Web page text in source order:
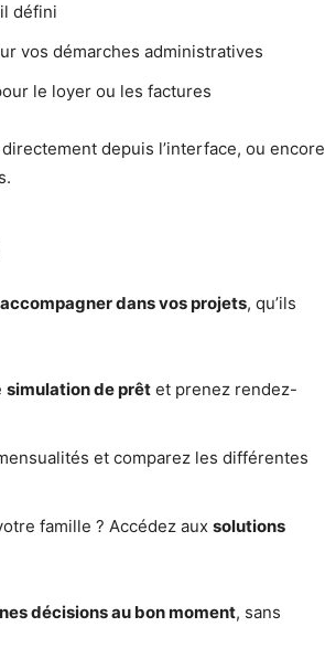
défini
vos démarches administratives
le loyer ou les factures
directement depuis l’interface, ou encore
dans vos projets, qu’ils
simulation de prêt et prenez rendez-
et comparez les différentes
famille ? Accédez aux solutions
décisions au bon moment, sans